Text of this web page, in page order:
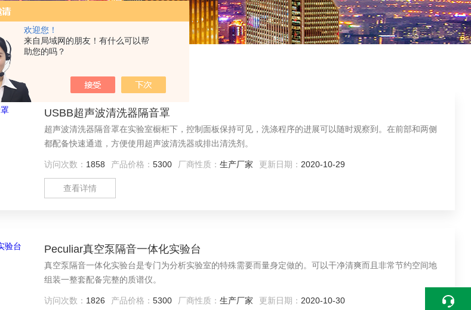
欢迎您！
来自局域网的朋友！有什么可以帮
助您的吗？
USBB超声波清洗器隔音罩
超声波清洗器隔音罩在实验室橱柜下，控制面板保持可见，洗涤程序的进展可以随时观察到。在前部和两侧
都配备快速通道，方便使用超声波清洗器或排出清洗剂。
访问次数： 1858 产品价格：5300 厂商性质：生产厂家 更新日期： 2020-10-29
查看详情
Peculiar真空泵隔音一体化实验台
真空泵隔音一体化实验台是专门为分析实验室的特殊需要而量身定做的。可以干净清爽而且非常节约空间地
组装一整套配备完整的质谱仪。
访问次数： 1826 产品价格：5300 厂商性质：生产厂家 更新日期： 2020-10-30